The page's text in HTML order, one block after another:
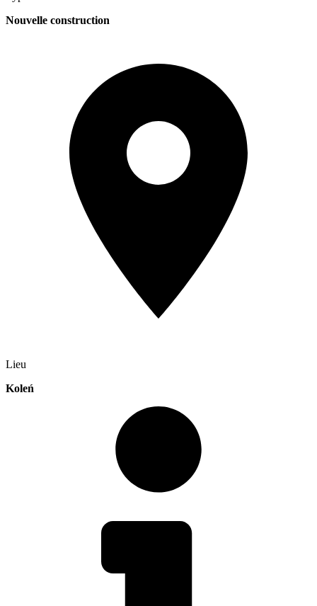
Nouvelle construction
Lieu
Koleń